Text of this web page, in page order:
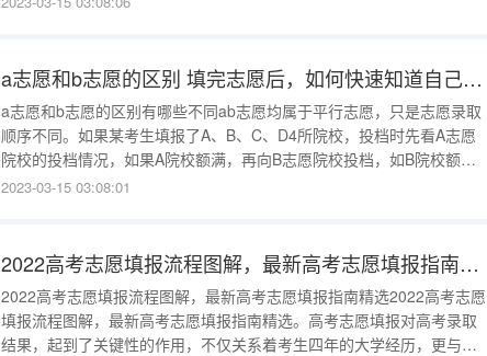
省教育考
a志愿和b志愿的区别 填完志愿后，如何快速知道自己是否被录取
a志愿和b志愿的区别有哪些不同ab志愿均属于平行志愿，只是志愿录取
顺序不同。如果某考生填报了A、B、C、D4所院校，投档时先看A志愿
院校的投档情况，如果A院校额满，再向B志愿院校投档，如B院校额
满，再投向C志愿院校，依次类推。a志愿和b志愿有什么不同只是志愿
业。当高考生
2023-03-15 03:08:01
2022高考志愿填报流程图解，最新高考志愿填报指南精选 高考志愿填报，14个最容易被混淆的专业
2022高考志愿填报流程图解，最新高考志愿填报指南精选2022高考志愿
填报流程图解，最新高考志愿填报指南精选。高考志愿填报对高考录取
结果，起到了关键性的作用，不仅关系着考生四年的大学经历，更与考